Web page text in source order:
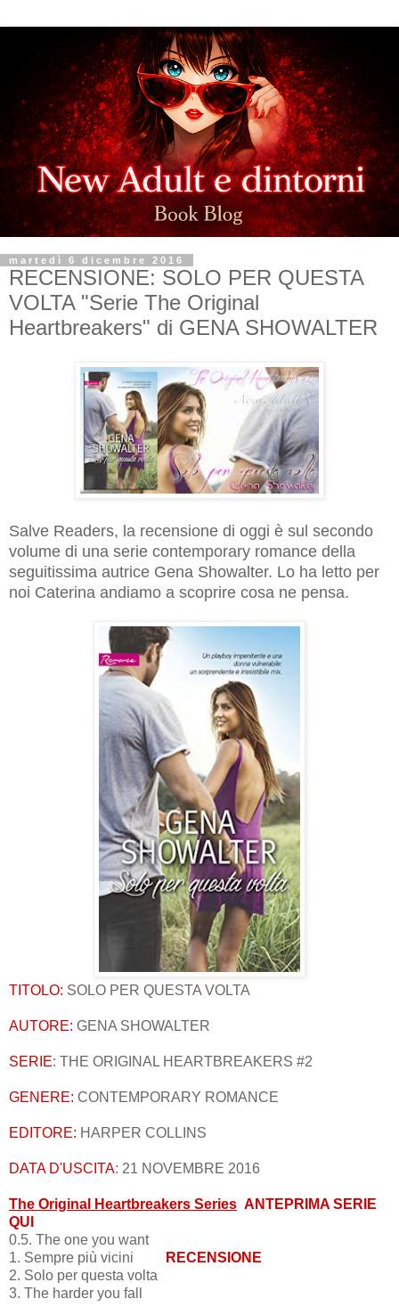
martedì 6 dicembre 2016
RECENSIONE: SOLO PER QUESTA
VOLTA "Serie The Original
Heartbreakers" di GENA SHOWALTER
Salve Readers, la recensione di oggi è sul secondo
volume di una serie contemporary romance della
seguitissima autrice Gena Showalter. Lo ha letto per
noi Caterina andiamo a scoprire cosa ne pensa.
TITOLO: SOLO PER QUESTA VOLTA
AUTORE: GENA SHOWALTER
SERIE: THE ORIGINAL HEARTBREAKERS #2
GENERE: CONTEMPORARY ROMANCE
EDITORE: HARPER COLLINS
DATA D'USCITA: 21 NOVEMBRE 2016
The Original Heartbreakers Series ANTEPRIMA SERIE
QUI
0.5. The one you want
1. Sempre più vicini
RECENSIONE
2. Solo per questa volta
3. The harder you fall